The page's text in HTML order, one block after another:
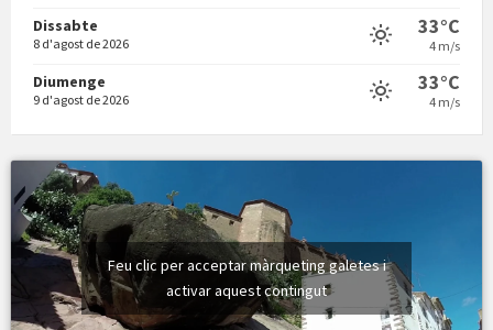
Minicims
Dissabte
8 d'agost de 2026
33°C
4 m/s
Diumenge
9 d'agost de 2026
33°C
4 m/s
Feu clic per acceptar màrqueting galetes i
activar aquest contingut